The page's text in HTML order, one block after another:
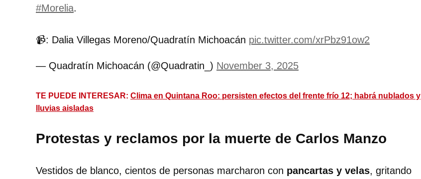
#Morelia.
📹: Dalia Villegas Moreno/Quadratín Michoacán pic.twitter.com/xrPbz91ow2
— Quadratín Michoacán (@Quadratin_) November 3, 2025
TE PUEDE INTERESAR: Clima en Quintana Roo: persisten efectos del frente frío 12; habrá nublados y
lluvias aisladas
Protestas y reclamos por la muerte de Carlos Manzo
Vestidos de blanco, cientos de personas marcharon con pancartas y velas, gritando